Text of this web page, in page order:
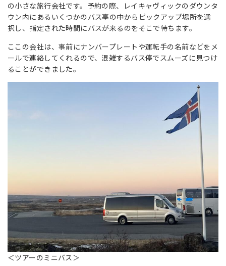
の小さな旅行会社です。予約の際、レイキャヴィックのダウンタ
ウン内にあるいくつかのバス亭の中からピックアップ場所を選
択し、指定された時間にバスが来るのをそこで待ちます。
ここの会社は、事前にナンバープレートや運転手の名前などをメ
ールで連絡してくれるので、混雑するバス停でスムーズに見つけ
ることができました。
＜ツアーのミニバス＞